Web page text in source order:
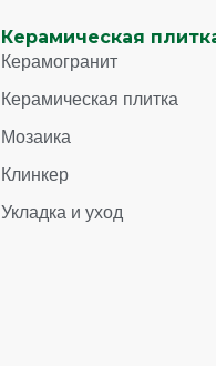
Керамическая
Керамогранит
Керамическая плитка
Мозаика
Клинкер
Укладка и уход